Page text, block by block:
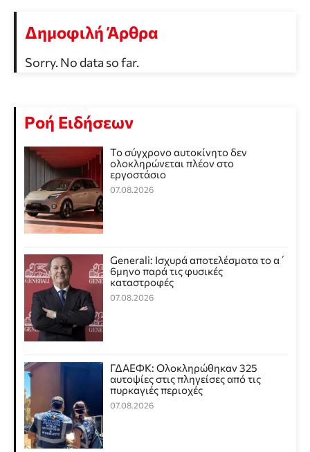
Δημοφιλή Άρθρα
Sorry. No data so far.
Ροή Ειδήσεων
Το σύγχρονο αυτοκίνητο δεν
ολοκληρώνεται πλέον στο
εργοστάσιο
07.08.2026
Generali: Ισχυρά αποτελέσματα το α΄
6μηνο παρά τις φυσικές
καταστροφές
07.08.2026
ΓΔΑΕΦΚ: Ολοκληρώθηκαν 325
αυτοψίες στις πληγείσες από τις
πυρκαγιές περιοχές
07.08.2026